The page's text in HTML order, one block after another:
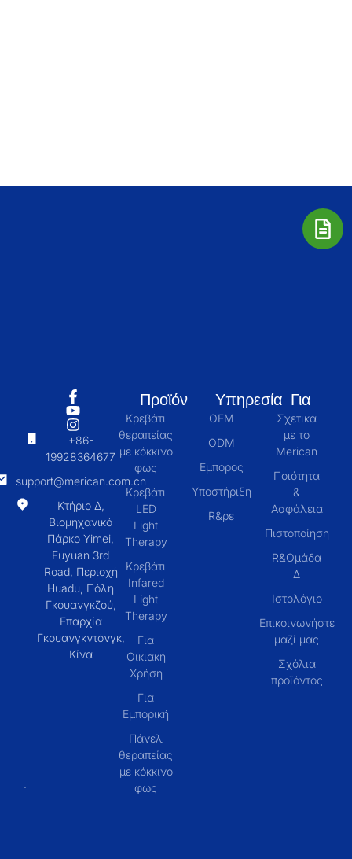
+86-
19928364677
support@merican.com.cn
Κτήριο Δ,
Βιομηχανικό
Πάρκο Yimei,
Fuyuan 3rd
Road, Περιοχή
Huadu, Πόλη
Γκουανγκζού,
Επαρχία
Γκουανγκντόνγκ,
Κίνα
Προϊόν
Κρεβάτι
θεραπείας
με κόκκινο
φως
Κρεβάτι
LED
Light
Therapy
Κρεβάτι
Infared
Light
Therapy
Για
Οικιακή
Χρήση
Για
Εμπορική
Πάνελ
θεραπείας
με κόκκινο
φως
Υπηρεσία
OEM
ODM
Εμπορος
Υποστήριξη
R&ρε
Για
Σχετικά
με το
Merican
Ποιότητα
&
Ασφάλεια
Πιστοποίηση
R&Ομάδα
Δ
Ιστολόγιο
Επικοινωνήστε
μαζί μας
Σχόλια
προϊόντος